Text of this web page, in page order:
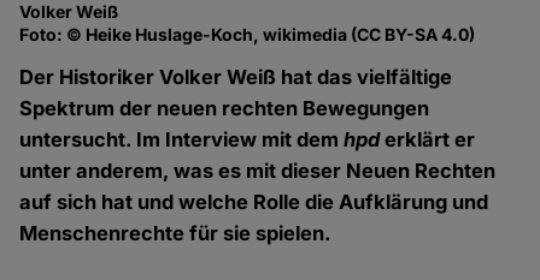
Volker Weiß
Foto: © Heike Huslage-Koch, wikimedia (CC BY-SA 4.0)
Der Historiker Volker Weiß hat das vielfältige
Spektrum der neuen rechten Bewegungen
untersucht. Im Interview mit demhpderklärt er
unter anderem, was es mit dieser Neuen Rechten
auf sich hat und welche Rolle die Aufklärung und
Menschenrechte für sie spielen.